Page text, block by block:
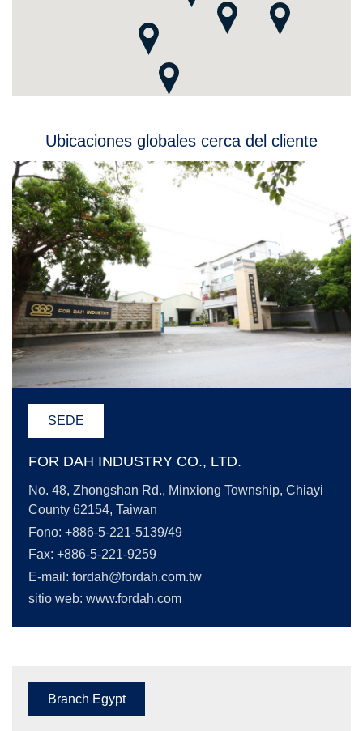
Ubicaciones globales cerca del cliente
SEDE
FOR DAH INDUSTRY CO., LTD.
No. 48, Zhongshan Rd., Minxiong Township, Chiayi
County 62154, Taiwan
Fono: +886-5-221-5139/49
Fax: +886-5-221-9259
E-mail: fordah@fordah.com.tw
sitio web: www.fordah.com
Branch Egypt